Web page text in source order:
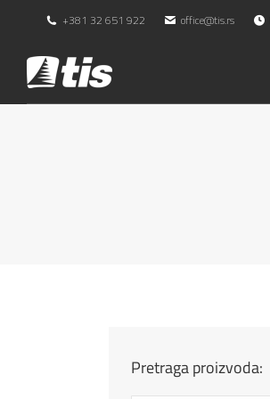
+381 32 651 922 office@tis.rs
Pretraga proizvoda: